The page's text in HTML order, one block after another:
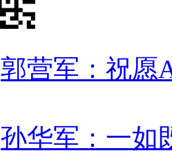
郭营军：祝愿
孙华军：一如